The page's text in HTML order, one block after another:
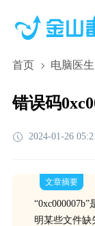
首页 电脑医生
错误码
2024-01-26
文章摘要
明某些文件缺